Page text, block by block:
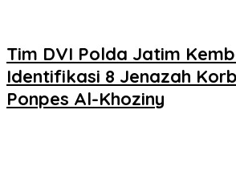
Tim DVI Polda Jatim
Identifikasi 8 Jenazah
Ponpes Al-Khoziny